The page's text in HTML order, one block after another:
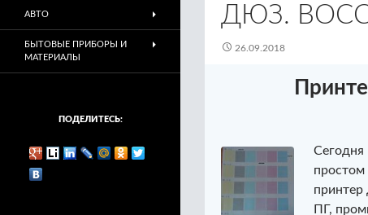
ДЮЗ.
26.09.2018
Сегодня
принтер
ПГ,
АВТО
БЫТОВЫЕ ПРИБОРЫ И
МАТЕРИАЛЫ
ПОДЕЛИТЕСЬ: